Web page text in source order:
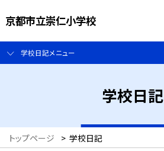
京都市立崇仁小学校
学校日記メニュー
学校日記
トップページ > 学校日記